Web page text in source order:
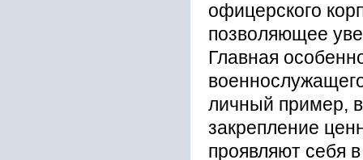
офицерского
позволяющее
Главная
личный пример,
закрепление
проявляют себя